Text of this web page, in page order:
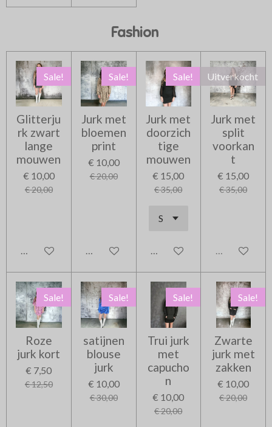
Fashion
Sale!
Glitterju
rk zwart
lange
mouwen
€ 10,00
€ 20,00
In winkelwagen
Sale!
Jurk met
bloemen
print
€ 10,00
€ 20,00
In winkelwagen
Sale!
Jurk met
doorzich
tige
mouwen
€ 15,00
€ 35,00
In winkelwagen
Uitverkocht
Jurk met
split
voorkan
t
€ 15,00
€ 35,00
Uitverkocht
Sale!
Roze
jurk kort
€ 7,50
€ 12,50
Sale!
satijnen
blouse
jurk
€ 10,00
€ 30,00
Sale!
Trui jurk
met
capucho
n
€ 10,00
€ 20,00
Sale!
Zwarte
jurk met
zakken
€ 10,00
€ 20,00